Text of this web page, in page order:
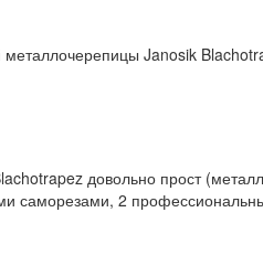
металлочерепицы Janosik
довольно прост
саморезами, 2